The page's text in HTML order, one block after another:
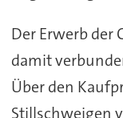
Der Erwerb der
damit
Über den
Stillschweigen